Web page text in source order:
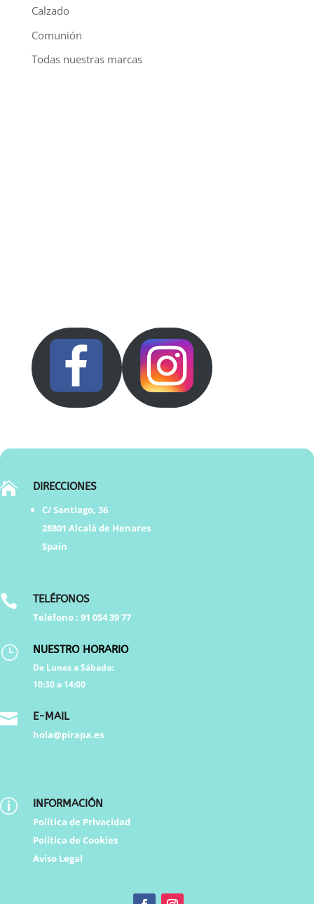
Calzado
Comunión
Todas nuestras marcas

DIRECCIONES
C/ Santiago, 36
28801 Alcalá de Henares
Spain

TELÉFONOS
Teléfono :91 054 39 77
} NUESTRO HORARIO
De Lunes a Sábado:
10:30 a 14:00

E-MAIL
hola@pirapa.es
p
INFORMACIÓN
Política de Privacidad
Política de Cookies
Aviso Legal